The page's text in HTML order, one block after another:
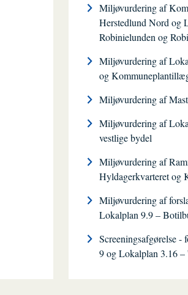
Miljøvurdering af
Herstedlund Nord og
Robinielunden og
Miljøvurdering af
og
Miljøvurdering af
Miljøvurdering af
vestlige bydel
Miljøvurdering af
Hyldagerkvarteret og
Miljøvurdering af
Lokalplan 9.9 –
Screeningsafgørelse
9 og Lokalplan 3.16